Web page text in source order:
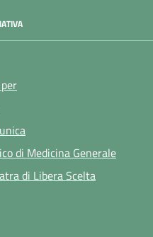
di Medicina Generale
di Libera Scelta